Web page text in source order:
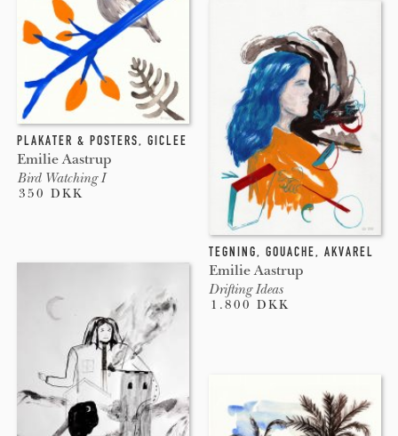
PLAKATER & POSTERS, GICLEE
Emilie Aastrup
Bird Watching I
350 DKK
TEGNING, GOUACHE, AKVAREL
Emilie Aastrup
Drifting Ideas
1.800 DKK